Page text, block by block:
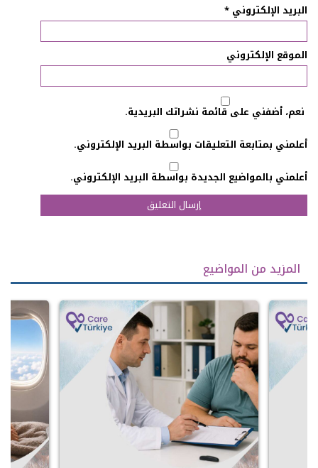
البريد الإلكتروني *
الموقع الإلكتروني
نعم، أضفني على قائمة نشراتك البريدية.
أعلمني بمتابعة التعليقات بواسطة البريد الإلكتروني.
أعلمني بالمواضيع الجديدة بواسطة البريد الإلكتروني.
المزيد من المواضيع